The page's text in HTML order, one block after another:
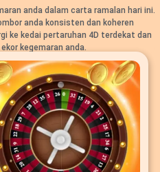
anda dalam carta ramalan hari ini.
anda konsisten dan koheren
ke kedai pertaruhan 4D terdekat dan
kegemaran anda.